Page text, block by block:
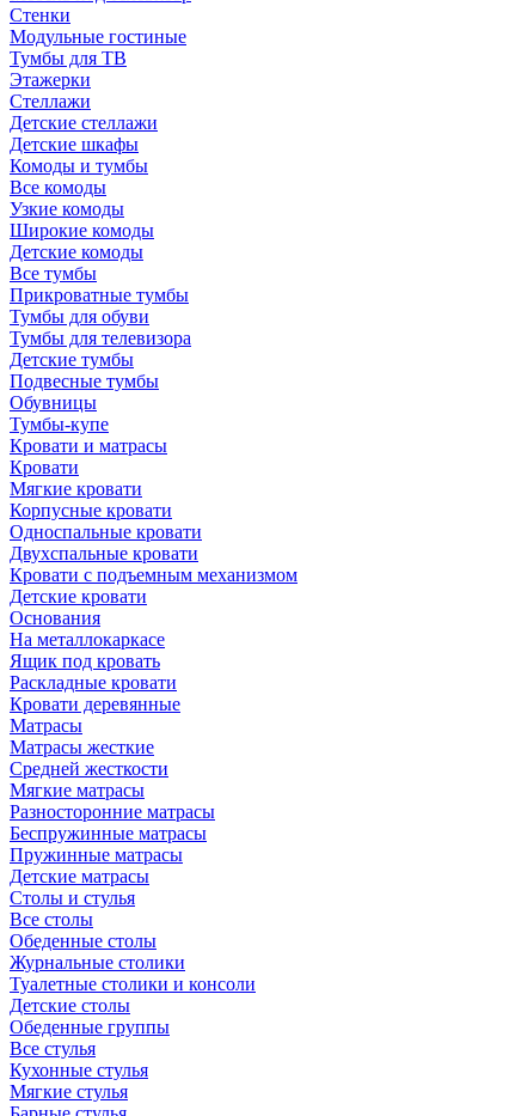
Стенки
Модульные гостиные
Тумбы для ТВ
Этажерки
Стеллажи
Детские стеллажи
Детские шкафы
Комоды и тумбы
Все комоды
Узкие комоды
Широкие комоды
Детские комоды
Все тумбы
Прикроватные тумбы
Тумбы для обуви
Тумбы для телевизора
Детские тумбы
Подвесные тумбы
Обувницы
Тумбы-купе
Кровати и матрасы
Кровати
Мягкие кровати
Корпусные кровати
Односпальные кровати
Двухспальные кровати
Кровати с подъемным механизмом
Детские кровати
Основания
На металлокаркасе
Ящик под кровать
Раскладные кровати
Кровати деревянные
Матрасы
Матрасы жесткие
Средней жесткости
Мягкие матрасы
Разносторонние матрасы
Беспружинные матрасы
Пружинные матрасы
Детские матрасы
Столы и стулья
Все столы
Обеденные столы
Журнальные столики
Туалетные столики и консоли
Детские столы
Обеденные группы
Все стулья
Кухонные стулья
Мягкие стулья